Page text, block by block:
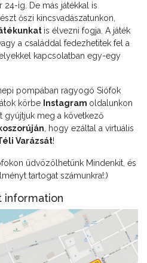
ig. De más játékkal is
őszi kincsvadászatunkon,
is élvezni fogja. A játék
a családdal fedezhetitek fel a
kapcsolatban egy-egy
pompában ragyogó Siófok
körbe Instagram oldalunkon
gyújtjuk meg a következő
, hogy ezáltal a virtuális
Varázsát!
üdvözölhetünk Mindenkit, és
tartogat számunkra!:)
information